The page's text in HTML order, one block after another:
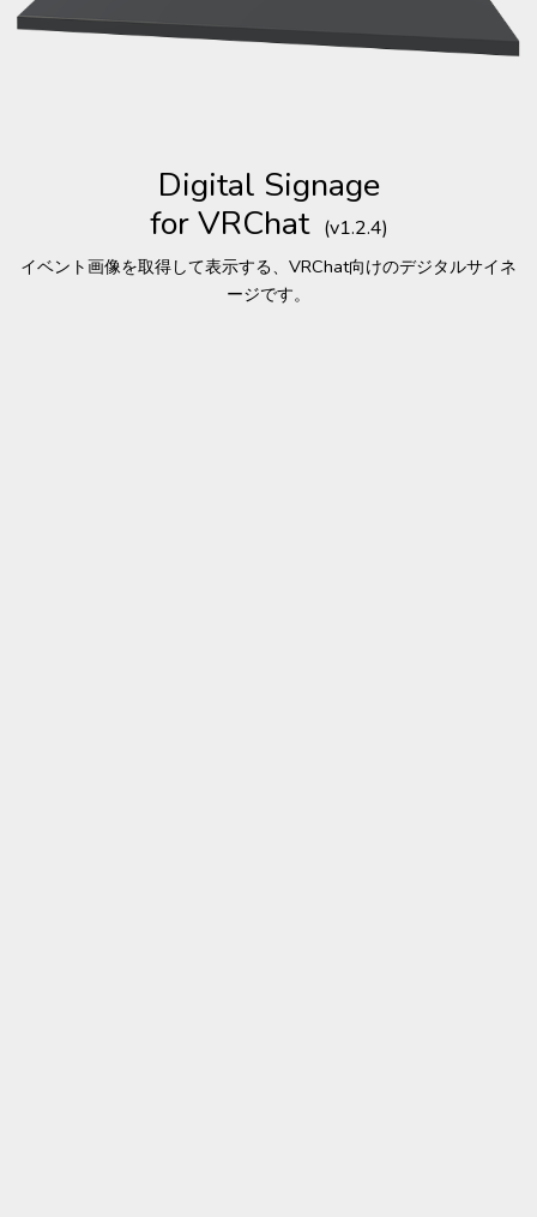
Digital Signage
for VRChat (v1.2.4)
イベント画像を取得して表示する、VRChat向けのデジタルサイネ
ージです。